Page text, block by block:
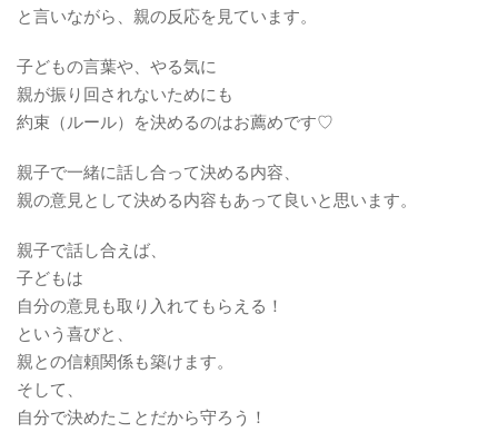
と言いながら、親の反応を見ています。
子どもの言葉や、やる気に
親が振り回されないためにも
約束（ルール）を決めるのはお薦めです♡
親子で一緒に話し合って決める内容、
親の意見として決める内容もあって良いと思います。
親子で話し合えば、
子どもは
自分の意見も取り入れてもらえる！
という喜びと、
親との信頼関係も築けます。
そして、
自分で決めたことだから守ろう！